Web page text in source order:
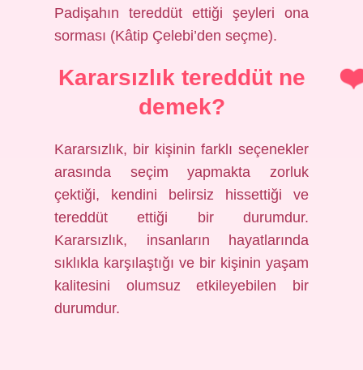
Padişahın tereddüt ettiği şeyleri ona
sorması (Kâtip Çelebi’den seçme).
Kararsızlık tereddüt ne
demek?
Kararsızlık, bir kişinin farklı seçenekler
arasında seçim yapmakta zorluk
çektiği, kendini belirsiz hissettiği ve
tereddüt ettiği bir durumdur.
Kararsızlık, insanların hayatlarında
sıklıkla karşılaştığı ve bir kişinin yaşam
kalitesini olumsuz etkileyebilen bir
durumdur.